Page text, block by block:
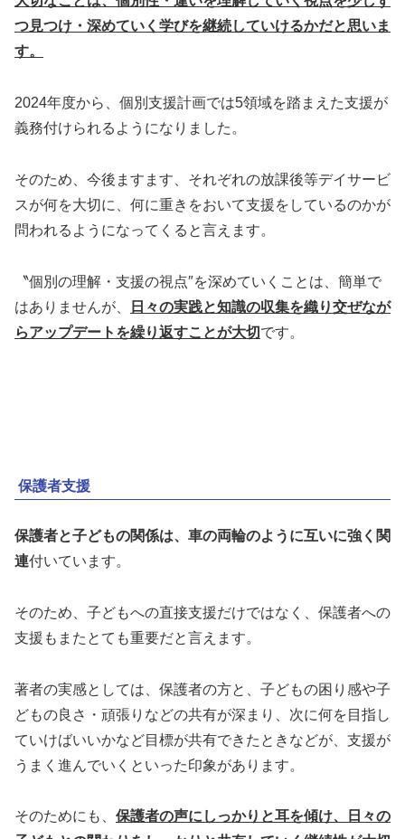
つ見つけ・深めていく学びを継続していけるかだと思いま
す。
2024年度から、個別支援計画では5領域を踏まえた支援が
義務付けられるようになりました。
そのため、今後ますます、それぞれの放課後等デイサービ
スが何を大切に、何に重きをおいて支援をしているのかが
問われるようになってくると言えます。
〝個別の理解・支援の視点″を深めていくことは、簡単で
はありませんが、
日々の実践と知識の収集を織り交ぜなが
らアップデートを繰り返すことが大切 です。
保護者支援
保護者と子どもの関係は、車の両輪のように互いに強く関
連付いています。
そのため、子どもへの直接支援だけではなく、保護者への
支援もまたとても重要だと言えます。
著者の実感としては、保護者の方と、子どもの困り感や子
どもの良さ・頑張りなどの共有が深まり、次に何を目指し
ていけばいいかなど目標が共有できたときなどが、支援が
うまく進んでいくといった印象があります。
そのためにも、 保護者の声にしっかりと耳を傾け、日々の